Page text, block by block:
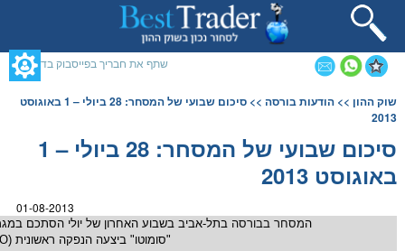
אינטרנט,
לחץ
שתף את חבריך בפייסבוק בדף זה
המרכזי,
באפשרותך
אנטר
כדי
לדלג
הבא
שוק ההון >> הודעות בורסה
>> סיכום שבועי של המסחר: 28 ביולי – 1 באוגוסט
2013
סיכום שבועי של המסחר: 28 ביולי – 1
באוגוסט 2013
01-08-2013
המסחר בבורסה בתל-אביב בשבוע האחרון של יולי הסתכם
"סומוטו" ביצעה הנפקה ראשונית (